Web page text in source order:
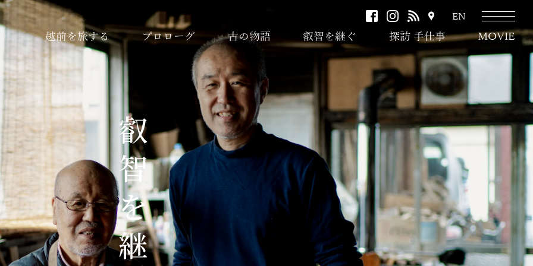
facebookinstagram
RSS
ク
セ
ス
EN
越前を旅する プロローグ 古の物語 叡智を継ぐ 探訪 手仕事 MOVIE